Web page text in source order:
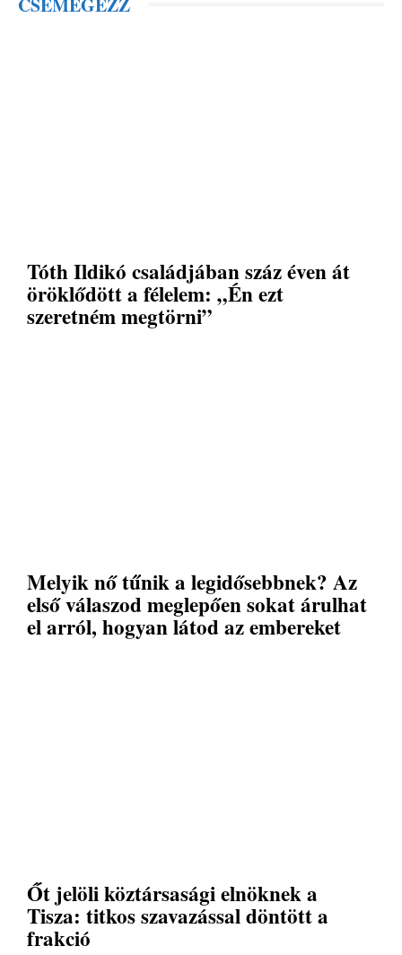
Tóth Ildikó családjában száz éven át
öröklődött a félelem: „Én ezt
szeretném megtörni”
Melyik nő tűnik a legidősebbnek? Az
első válaszod meglepően sokat árulhat
el arról, hogyan látod az embereket
Őt jelöli köztársasági elnöknek a
Tisza: titkos szavazással döntött a
frakció